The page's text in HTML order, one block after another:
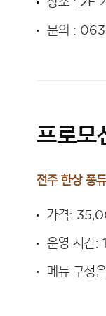
장소 : 2F
문의 :
프로모
전주 한상 퐁듀
가격:
운영 시간
메뉴 구성